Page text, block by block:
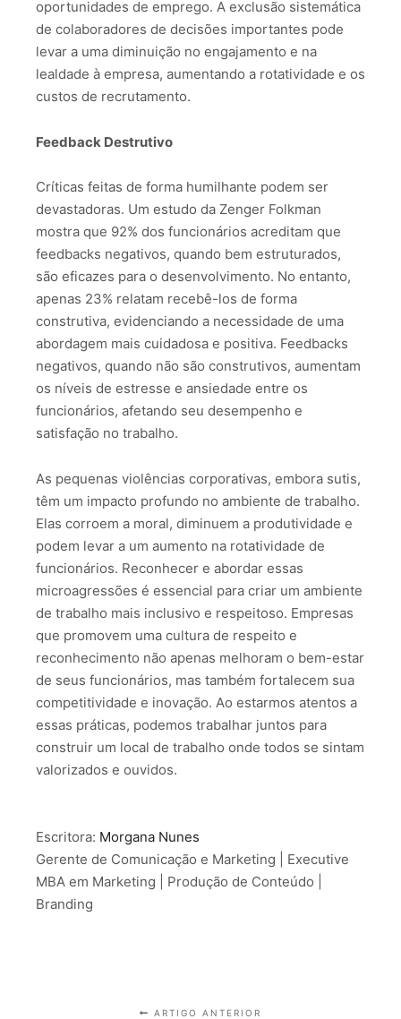
oportunidades de emprego. A exclusão sistemática
de colaboradores de decisões importantes pode
levar a uma diminuição no engajamento e na
lealdade à empresa, aumentando a rotatividade e os
custos de recrutamento.
Feedback Destrutivo
Críticas feitas de forma humilhante podem ser
devastadoras. Um estudo da Zenger Folkman
mostra que 92% dos funcionários acreditam que
feedbacks negativos, quando bem estruturados,
são eficazes para o desenvolvimento. No entanto,
apenas 23% relatam recebê-los de forma
construtiva, evidenciando a necessidade de uma
abordagem mais cuidadosa e positiva. Feedbacks
negativos, quando não são construtivos, aumentam
os níveis de estresse e ansiedade entre os
funcionários, afetando seu desempenho e
satisfação no trabalho.
As pequenas violências corporativas, embora sutis,
têm um impacto profundo no ambiente de trabalho.
Elas corroem a moral, diminuem a produtividade e
podem levar a um aumento na rotatividade de
funcionários. Reconhecer e abordar essas
microagressões é essencial para criar um ambiente
de trabalho mais inclusivo e respeitoso. Empresas
que promovem uma cultura de respeito e
reconhecimento não apenas melhoram o bem-estar
de seus funcionários, mas também fortalecem sua
competitividade e inovação. Ao estarmos atentos a
essas práticas, podemos trabalhar juntos para
construir um local de trabalho onde todos se sintam
valorizados e ouvidos.
Escritora: Morgana Nunes
Gerente de Comunicação e Marketing | Executive
MBA em Marketing | Produção de Conteúdo |
Branding
ARTIGO ANTERIOR